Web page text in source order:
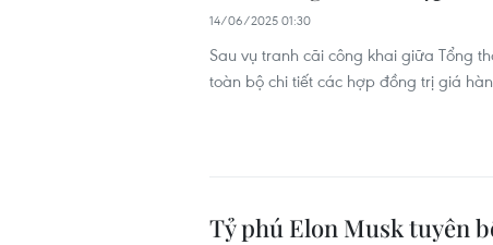
14/06/2025 01:30
Sau vụ tranh cãi công khai giữa Tổng
toàn bộ chi tiết các hợp đồng trị giá
Tỷ phú Elon Musk tuyên